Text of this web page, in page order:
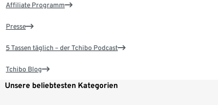
Affiliate Programm
Presse
5 Tassen täglich – der Tchibo Podcast
Tchibo Blog
Unsere beliebtesten Kategorien